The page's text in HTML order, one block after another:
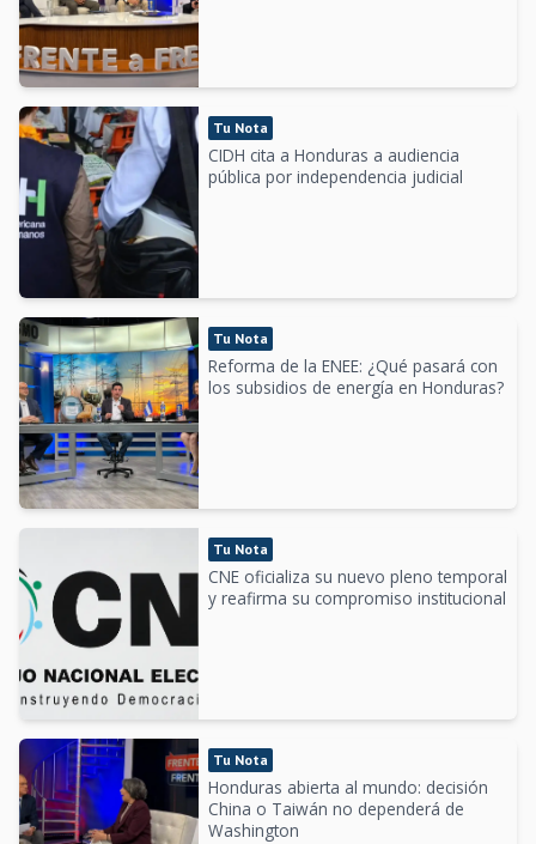
Tu Nota
CIDH cita a Honduras a audiencia
pública por independencia judicial
Tu Nota
Reforma de la ENEE: ¿Qué pasará con
los subsidios de energía en Honduras?
Tu Nota
CNE oficializa su nuevo pleno temporal
y reafirma su compromiso institucional
Tu Nota
Honduras abierta al mundo: decisión
China o Taiwán no dependerá de
Washington